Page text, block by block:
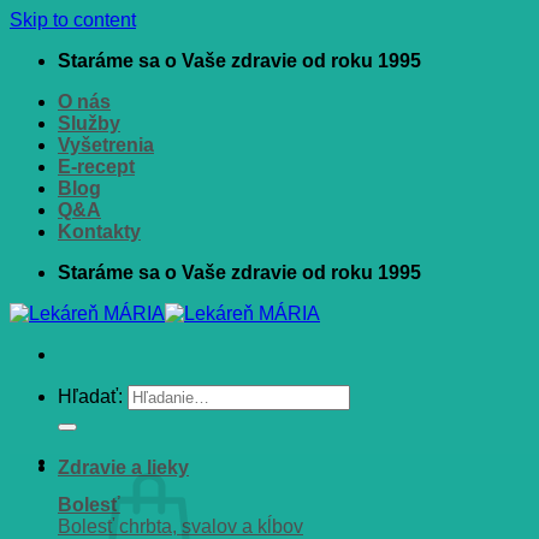
Skip to content
Staráme sa o Vaše zdravie od roku 1995
O nás
Služby
Vyšetrenia
E-recept
Blog
Q&A
Kontakty
Staráme sa o Vaše zdravie od roku 1995
Hľadať:
Zdravie a lieky
Bolesť
Bolesť chrbta, svalov a kĺbov